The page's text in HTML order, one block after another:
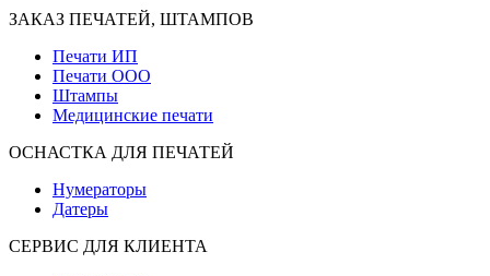
ЗАКАЗ ПЕЧАТЕЙ, ШТАМПОВ
Печати ИП
Печати ООО
Штампы
Медицинские печати
ОСНАСТКА ДЛЯ ПЕЧАТЕЙ
Нумераторы
Датеры
СЕРВИС ДЛЯ КЛИЕНТА